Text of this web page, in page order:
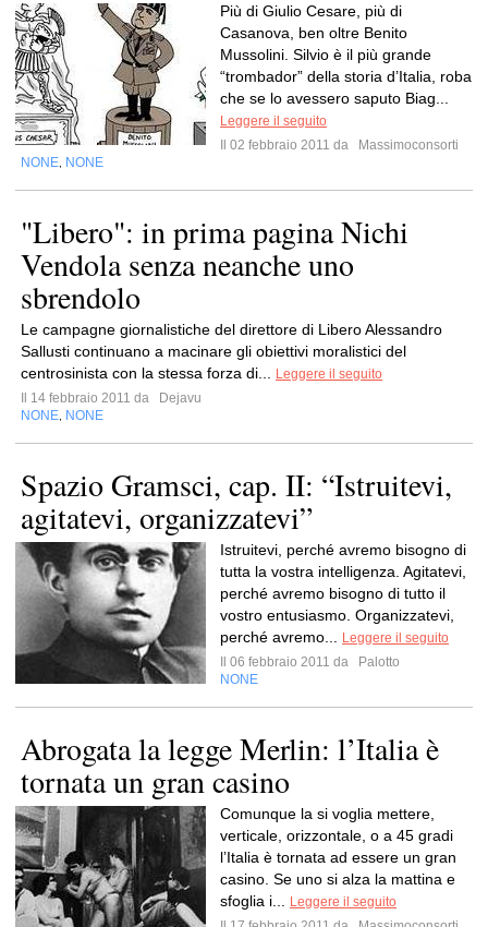
Più di Giulio Cesare, più di
Casanova, ben oltre Benito
Mussolini. Silvio è il più grande
“trombador” della storia d’Italia, roba
che se lo avessero saputo Biag...
Leggere il seguito
Il 02 febbraio 2011 da
Massimoconsorti
NONE NONE
"Libero": in prima pagina Nichi
Vendola senza neanche uno
sbrendolo
Le campagne giornalistiche del direttore di Libero Alessandro
Sallusti continuano a macinare gli obiettivi moralistici del
centrosinista con la stessa forza di...
Leggere il seguito
Il 14 febbraio 2011 da
Dejavu
NONE NONE
Spazio Gramsci, cap. II: “Istruitevi,
agitatevi, organizzatevi”
Istruitevi, perché avremo bisogno di
tutta la vostra intelligenza. Agitatevi,
perché avremo bisogno di tutto il
vostro entusiasmo. Organizzatevi,
perché avremo...
Leggere il seguito
Il 06 febbraio 2011 da
Palotto
NONE
Abrogata la legge Merlin: l’Italia è
tornata un gran casino
Comunque la si voglia mettere,
verticale, orizzontale, o a 45 gradi
l’Italia è tornata ad essere un gran
casino. Se uno si alza la mattina e
sfoglia i...
Leggere il seguito